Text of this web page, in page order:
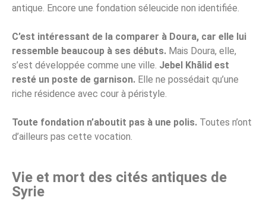
antique. Encore une fondation séleucide non identifiée.
C’est intéressant de la comparer à Doura, car elle lui
ressemble beaucoup à ses débuts. Mais Doura, elle,
s’est développée comme une ville. Jebel Khālid est
resté un poste de garnison. Elle ne possédait qu’une
riche résidence avec cour à péristyle.
Toute fondation n’aboutit pas à une polis. Toutes n’ont
d’ailleurs pas cette vocation.
Vie et mort des cités antiques de
Syrie